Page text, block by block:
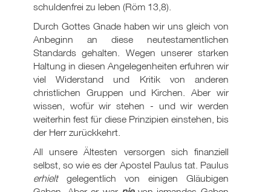
schuldenfrei zu leben (Röm 13,8).
Durch Gottes Gnade haben wir uns gleich von
Anbeginn an diese neutestamentlichen
Standards gehalten. Wegen unserer starken
Haltung in diesen Angelegenheiten erfuhren wir
viel Widerstand und Kritik von anderen
christlichen Gruppen und Kirchen. Aber wir
wissen, wofür wir stehen - und wir werden
weiterhin fest für diese Prinzipien einstehen, bis
der Herr zurückkehrt.
All unsere Ältesten versorgen sich finanziell
selbst, so wie es der Apostel Paulus tat. Paulus
erhieltgelegentlich von einigen Gläubigen